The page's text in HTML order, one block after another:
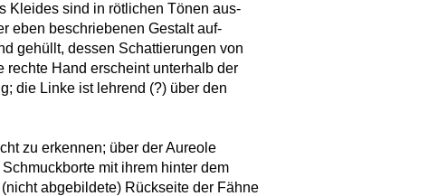
Kleides sind in rötlichen Tönen aus-
eben beschriebenen Gestalt auf-
gehüllt, dessen Schattierungen von
rechte Hand erscheint unterhalb der
die Linke ist lehrend (?) über den
zu erkennen; über der Aureole
mit ihrem hinter dem
abgebildete) Rückseite der Fähne